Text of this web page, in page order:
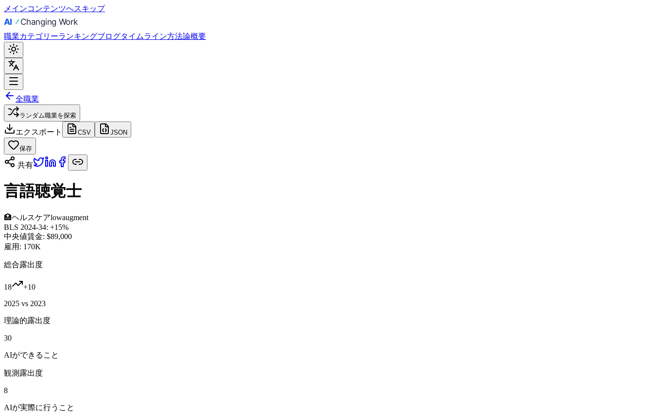
メインコンテンツへスキップ
職業カテゴリーランキングブログタイムライン方法論概要
全職業
ランダム職業を探索
エクスポート CSV JSON
保存
共有
言語聴覚士
🏥ヘルスケアlowaugment
BLS 2024-34: +15%
中央値賃金: $89,000
雇用: 170K
総合露出度
18 +10
2025 vs 2023
理論的露出度
30
AIができること
観測露出度
8
AIが実際に行うこと